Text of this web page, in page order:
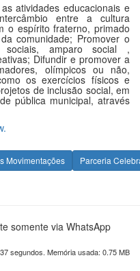
atividades educacionais e
entre a cultura
o espírito fraterno, primado
comunidade; Promover o
sociais, amparo social ,
Difundir e promover a
olímpicos ou não,
os exercícios físicos e
de inclusão social, em
pública municipal, através
Movimentações Parceria
somente via WhatsApp
segundos. Memória usada: 0.75 MB